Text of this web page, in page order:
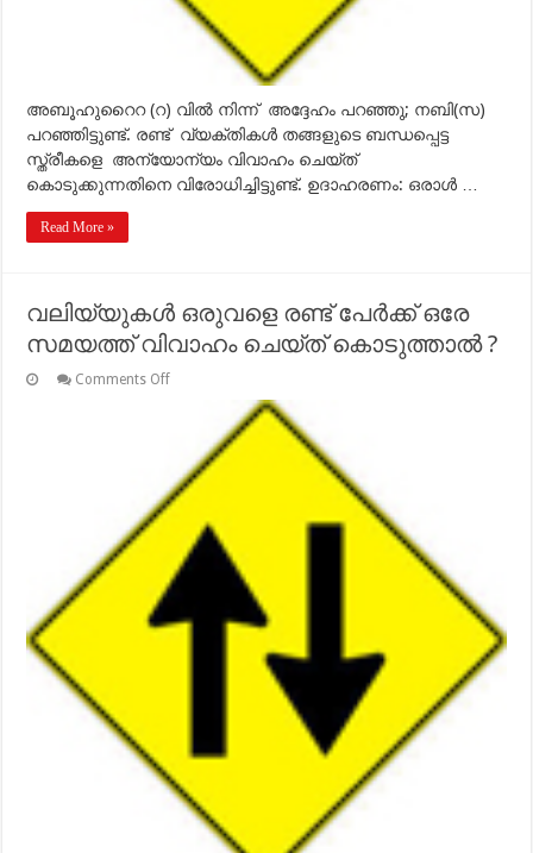
അബൂഹുറൈറ (റ) വില്‍ നിന്ന് അദ്ദേഹം പറഞ്ഞു; നബി(സ)
പറഞ്ഞിട്ടുണ്ട്. രണ്ട് വ്യക്തികള്‍ തങ്ങളുടെ ബന്ധപ്പെട്ട
സ്ത്രീകളെ അന്യോന്യം വിവാഹം ചെയ്ത്
കൊടുക്കുന്നതിനെ വിരോധിച്ചിട്ടുണ്ട്. ഉദാഹരണം: ഒരാള്‍ …
Read More »
വലിയ്യുകള്‍ ഒരുവളെ രണ്ട് പേര്‍ക്ക് ഒരേ
സമയത്ത് വിവാഹം ചെയ്ത് കൊടുത്താല്‍ ?
Comments Offon
പേര്‍ക്ക്
ഒരേ
സമയത്ത്
വിവാഹം
ചെയ്ത്
കൊടുത്താല്‍